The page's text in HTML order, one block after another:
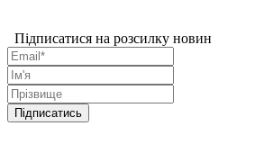
Підписатися на розсилку новин